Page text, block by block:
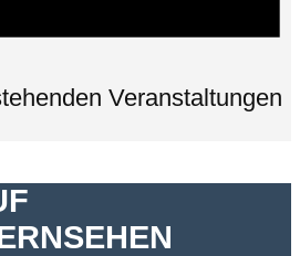
Veranstaltungen